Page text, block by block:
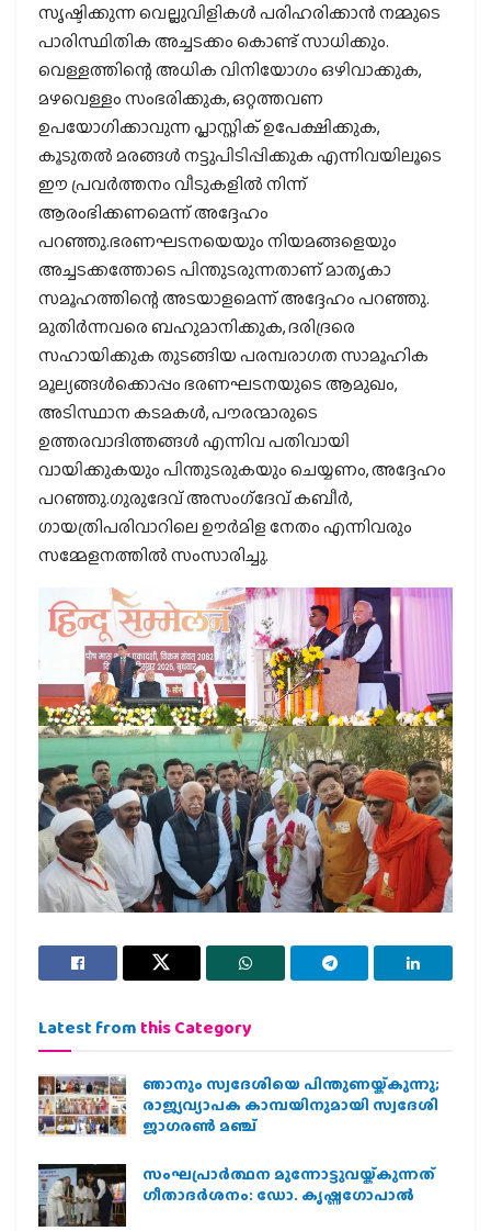
സൃഷ്ടിക്കുന്ന വെല്ലുവിളികള്‍ പരിഹരിക്കാന്‍ നമ്മുടെ
പാരിസ്ഥിതിക അച്ചടക്കം കൊണ്ട് സാധിക്കും.
വെള്ളത്തിന്റെ അധിക വിനിയോഗം ഒഴിവാക്കുക,
മഴവെള്ളം സംഭരിക്കുക, ഒറ്റത്തവണ
ഉപയോഗിക്കാവുന്ന പ്ലാസ്റ്റിക് ഉപേക്ഷിക്കുക,
കൂടുതല്‍ മരങ്ങള്‍ നട്ടുപിടിപ്പിക്കുക എന്നിവയിലൂടെ
ഈ പ്രവര്‍ത്തനം വീടുകളില്‍ നിന്ന്
ആരംഭിക്കണമെന്ന് അദ്ദേഹം
പറഞ്ഞു.ഭരണഘടനയെയും നിയമങ്ങളെയും
അച്ചടക്കത്തോടെ പിന്തുടരുന്നതാണ് മാതൃകാ
സമൂഹത്തിന്റെ അടയാളമെന്ന് അദ്ദേഹം പറഞ്ഞു.
മുതിര്‍ന്നവരെ ബഹുമാനിക്കുക, ദരിദ്രരെ
സഹായിക്കുക തുടങ്ങിയ പരമ്പരാഗത സാമൂഹിക
മൂല്യങ്ങള്‍ക്കൊപ്പം ഭരണഘടനയുടെ ആമുഖം,
അടിസ്ഥാന കടമകള്‍, പൗരന്മാരുടെ
ഉത്തരവാദിത്തങ്ങള്‍ എന്നിവ പതിവായി
വായിക്കുകയും പിന്തുടരുകയും ചെയ്യണം, അദ്ദേഹം
പറഞ്ഞു.ഗുരുദേവ് അസംഗ്‌ദേവ് കബീര്‍,
ഗായത്രിപരിവാറിലെ ഊര്‍മിള നേതം എന്നിവരും
സമ്മേളനത്തില്‍ സംസാരിച്ചു.
Latest from this Category
ഞാനും സ്വദേശിയെ പിന്തുണയ്ക്കുന്നു;
രാജ്യവ്യാപക കാമ്പയിനുമായി സ്വദേശി
ജാഗരണ്‍ മഞ്ച്
സംഘപ്രാര്‍ത്ഥന മുന്നോട്ടുവയ്ക്കുന്നത്
ഗീതാദര്‍ശനം: ഡോ. കൃഷ്ണഗോപാല്‍